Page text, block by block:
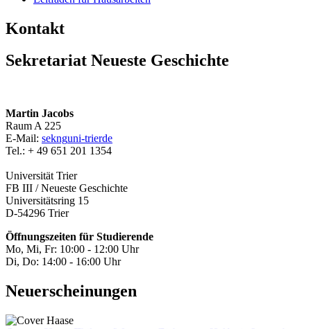
Kontakt
Sekretariat Neueste Geschichte
Martin Jacobs
Raum A 225
E-Mail: seknguni-trierde
Tel.: + 49 651 201 1354
Universität Trier
FB III / Neueste Geschichte
Universitätsring 15
D-54296 Trier
Öffnungszeiten für Studierende
Mo, Mi, Fr: 10:00 - 12:00 Uhr
Di, Do: 14:00 - 16:00 Uhr
Neuerscheinungen